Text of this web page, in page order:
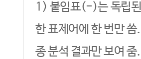
1) 붙임표(-)는 독립된
한 표제어에 한 번만
종 분석 결과만 보여